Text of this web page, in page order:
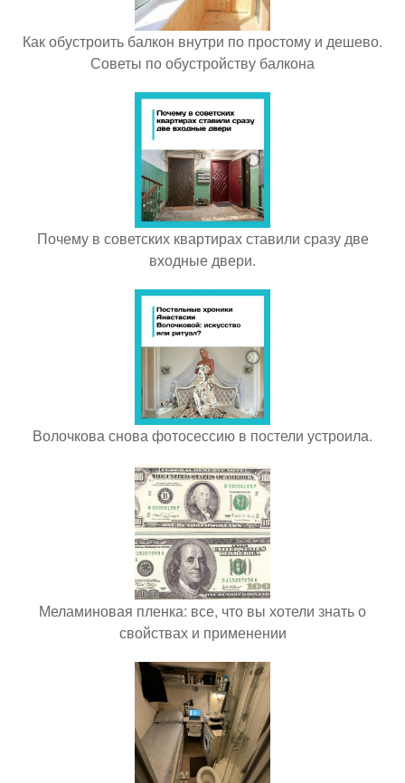
Как обустроить балкон внутри по простому и дешево.
Советы по обустройству балкона
Почему в советских квартирах ставили сразу две
входные двери.
Волочкова снова фотосессию в постели устроила.
Меламиновая пленка: все, что вы хотели знать о
свойствах и применении